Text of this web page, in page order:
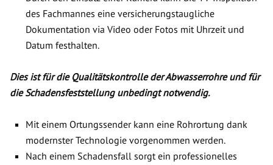
des Fachmannes eine versicherungstaugliche
Dokumentation via Video oder Fotos mit Uhrzeit und
Datum festhalten.
Dies ist für die Qualitätskontrolle der Abwasserrohre und für
die Schadensfeststellung unbedingt notwendig.
Mit einem Ortungssender kann eine Rohrortung dank
modernster Technologie vorgenommen werden.
Nach einem Schadensfall sorgt ein professionelles